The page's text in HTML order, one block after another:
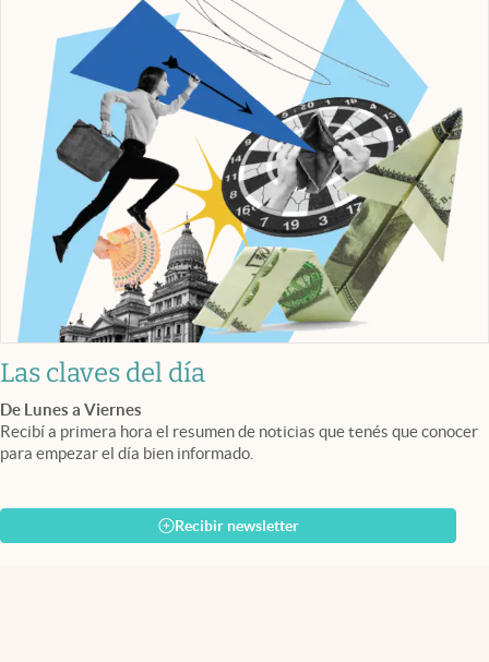
Las claves del día
De Lunes a Viernes
Recibí a primera hora el resumen de noticias que tenés que conocer
para empezar el día bien informado.
Recibir newsletter